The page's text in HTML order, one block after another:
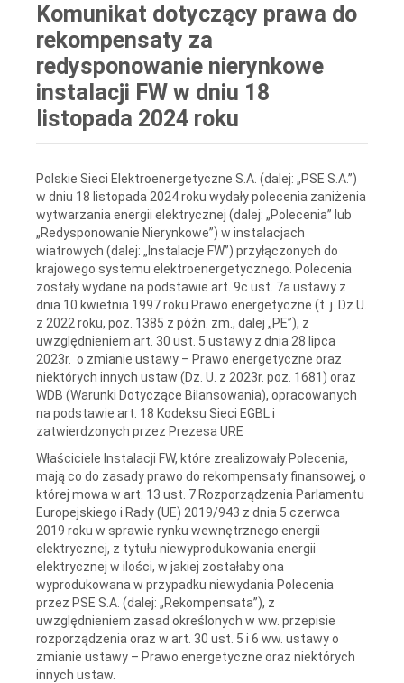
Komunikat dotyczący prawa do
rekompensaty za
redysponowanie nierynkowe
instalacji FW w dniu 18
listopada 2024 roku
Polskie Sieci Elektroenergetyczne S.A. (dalej: „PSE S.A.”)
w dniu 18 listopada 2024 roku wydały polecenia zaniżenia
wytwarzania energii elektrycznej (dalej: „Polecenia” lub
„Redysponowanie Nierynkowe”) w instalacjach
wiatrowych (dalej: „Instalacje FW”) przyłączonych do
krajowego systemu elektroenergetycznego. Polecenia
zostały wydane na podstawie art. 9c ust. 7a ustawy z
dnia 10 kwietnia 1997 roku Prawo energetyczne (t. j. Dz.U.
z 2022 roku, poz. 1385 z późn. zm., dalej „PE”), z
uwzględnieniem art. 30 ust. 5 ustawy z dnia 28 lipca
2023r. o zmianie ustawy – Prawo energetyczne oraz
niektórych innych ustaw (Dz. U. z 2023r. poz. 1681) oraz
WDB (Warunki Dotyczące Bilansowania), opracowanych
na podstawie art. 18 Kodeksu Sieci EGBL i
zatwierdzonych przez Prezesa URE
Właściciele Instalacji FW, które zrealizowały Polecenia,
mają co do zasady prawo do rekompensaty finansowej, o
której mowa w art. 13 ust. 7 Rozporządzenia Parlamentu
Europejskiego i Rady (UE) 2019/943 z dnia 5 czerwca
2019 roku w sprawie rynku wewnętrznego energii
elektrycznej, z tytułu niewyprodukowania energii
elektrycznej w ilości, w jakiej zostałaby ona
wyprodukowana w przypadku niewydania Polecenia
przez PSE S.A. (dalej: „Rekompensata”), z
uwzględnieniem zasad określonych w ww. przepisie
rozporządzenia oraz w art. 30 ust. 5 i 6 ww. ustawy o
zmianie ustawy – Prawo energetyczne oraz niektórych
innych ustaw.